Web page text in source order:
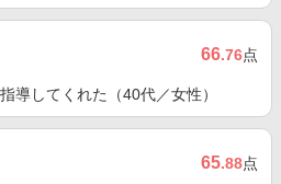
66.76点
導してくれた（40代／女性）
65.88点